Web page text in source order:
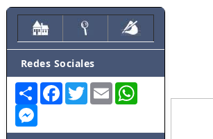
Redes Sociales
Share FacebookTwitterEmail